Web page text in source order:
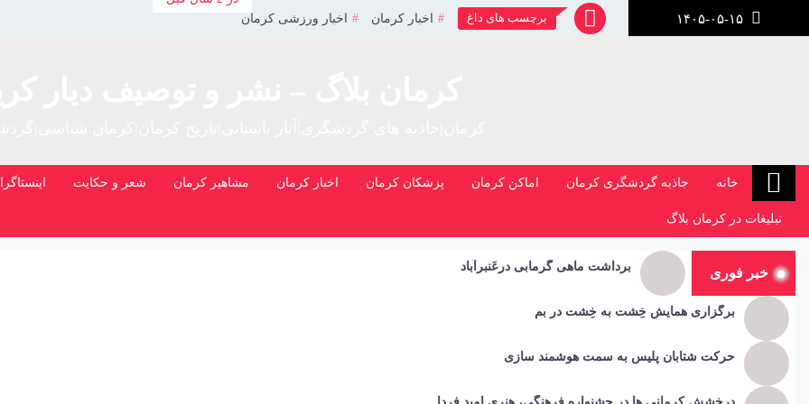
برچسب های داغ اخبار کرمان اخبار ورزشی کرمان
خانه جاذبه گردشگری کرمان اماکن کرمان پزشکان کرمان اخبار کرمان مشاهیر کرمان شعر و حکایت
تبلیغات در کرمان بلاگ
خبر فوری برداشت ماهی گرمابی درعَنبرآباد
برگزاری همایش خِشت به خِشت در بم
حرکت شتابان پلیس به سمت هوشمند سازی